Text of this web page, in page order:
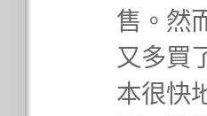
售。然
又多買
本很快